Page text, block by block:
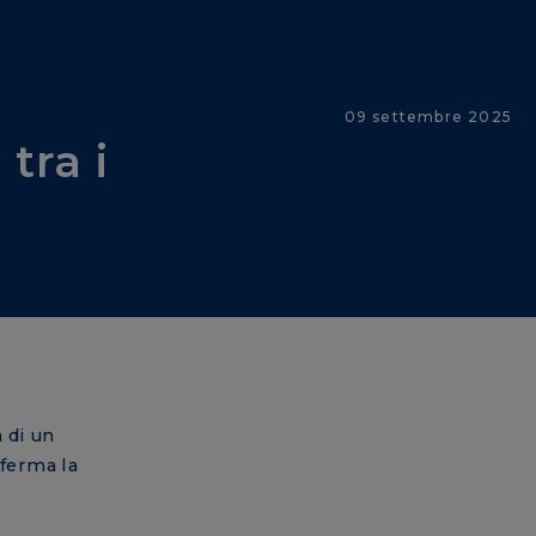
09 settembre 2025
tra i
di un
la